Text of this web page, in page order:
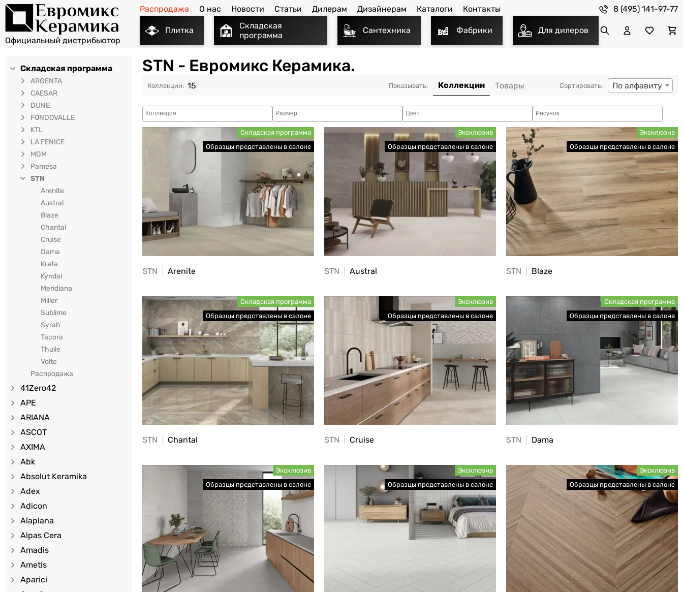
Распродажа О нас Новости Статьи Дилерам Дизайнерам Каталоги Контакты 8 (495) 141-97-77
Плитка
Складская
программа
Сантехника Фабрики Для дилеров
Складская программа
ARGENTA
CAESAR
DUNE
FONDOVALLE
KTL
LA FENICE
MGM
Pamesa
STN
Arenite
Austral
Blaze
Chantal
Cruise
Dama
Kreta
Kyndal
Meridiana
Miller
Sublime
Syrah
Tacora
Thuile
Volte
Распродажа
41Zero42
APE
ARIANA
ASCOT
AXIMA
Abk
Absolut Keramika
Adex
Adicon
Alaplana
Alpas Cera
Amadis
Ametis
Aparici
STN - Евромикс Керамика.
15 По алфавиту
STN Arenite STN Austral STN Blaze
STN Chantal STN Cruise STN Dama